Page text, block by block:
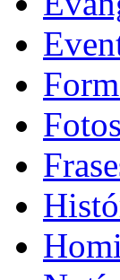
Fotos